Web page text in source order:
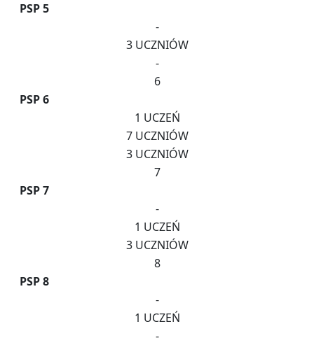
PSP 5
-
3 UCZNIÓW
-
6
PSP 6
1 UCZEŃ
7 UCZNIÓW
3 UCZNIÓW
7
PSP 7
-
1 UCZEŃ
3 UCZNIÓW
8
PSP 8
-
1 UCZEŃ
-